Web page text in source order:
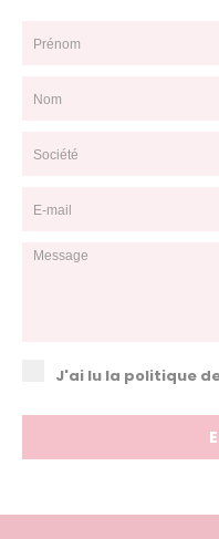
J'ai lu la politique